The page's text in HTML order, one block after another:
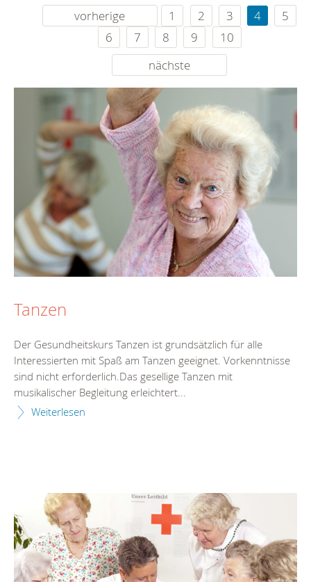
vorherige 1 2 3 4
5
6
7 8 9
10
nächste
Tanzen
Der Gesundheitskurs Tanzen ist grundsätzlich für alle
Interessierten mit Spaß am Tanzen geeignet. Vorkenntnisse
sind nicht erforderlich.Das gesellige Tanzen mit
musikalischer Begleitung erleichtert...
Weiterlesen